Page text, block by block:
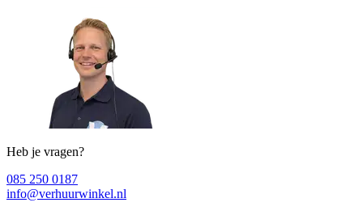
Heb je vragen?
085 250 0187
info@verhuurwinkel.nl